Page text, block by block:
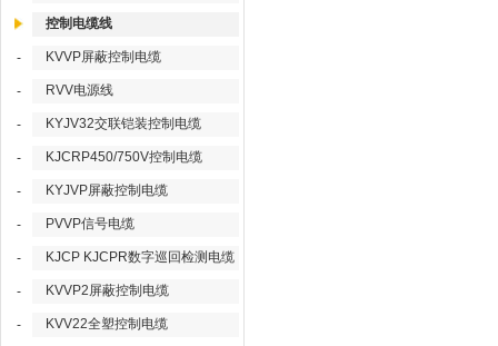
控制电缆线
- KVVP屏蔽控制电缆
- RVV电源线
- KYJV32交联铠装控制电缆
- KJCRP450/750V控制电缆
- KYJVP屏蔽控制电缆
- PVVP信号电缆
- KJCP KJCPR数字巡回检测电缆
- KVVP2屏蔽控制电缆
- KVV22全塑控制电缆